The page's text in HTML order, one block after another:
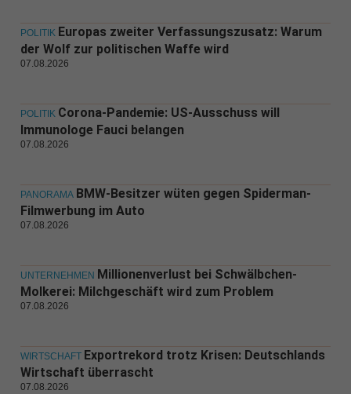
POLITIK Europas zweiter Verfassungszusatz: Warum
der Wolf zur politischen Waffe wird
07.08.2026
POLITIK Corona-Pandemie: US-Ausschuss will
Immunologe Fauci belangen
07.08.2026
PANORAMA BMW-Besitzer wüten gegen Spiderman-
Filmwerbung im Auto
07.08.2026
UNTERNEHMEN Millionenverlust bei Schwälbchen-
Molkerei: Milchgeschäft wird zum Problem
07.08.2026
WIRTSCHAFT Exportrekord trotz Krisen: Deutschlands
Wirtschaft überrascht
07.08.2026